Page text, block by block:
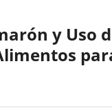
y Uso